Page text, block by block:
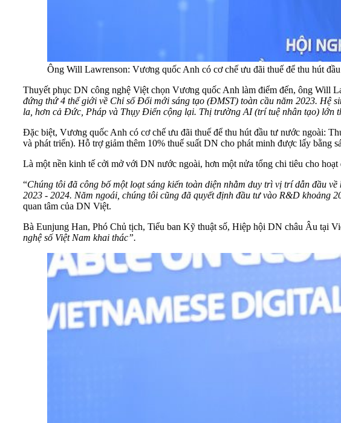
Ông Will Lawrenson: Vương quốc Anh có cơ chế ưu đãi thuế để thu hút
Thuyết phục DN công nghệ Việt chọn Vương quốc Anh làm điểm đến, ông Will
đứng thứ 4 thế giới về Chỉ số Đổi mới sáng tạo (ĐMST) toàn cầu năm 2023. Hệ
la, hơn cả Đức, Pháp và Thụy Điển cộng lại. Thị trường AI (trí tuệ nhân tạo) lớn
Đặc biệt, Vương quốc Anh có cơ chế ưu đãi thuế để thu hút đầu tư nước ngoài:
và phát triển). Hỗ trợ giảm thêm 10% thuế suất DN cho phát minh được lấy bằng
Là một nền kinh tế cởi mở với DN nước ngoài, hơn một nửa tổng chi tiêu cho
“Chúng tôi đã công bố một loạt sáng kiến toàn diện nhằm duy trì vị trí dẫn đầu
2023 - 2024. Năm ngoái, chúng tôi cũng đã quyết định đầu tư vào R&D khoảng
quan tâm của DN Việt.
Bà Eunjung Han, Phó Chủ tịch, Tiểu ban Kỹ thuật số, Hiệp hội DN châu Âu tại
nghệ số Việt Nam khai thác”.